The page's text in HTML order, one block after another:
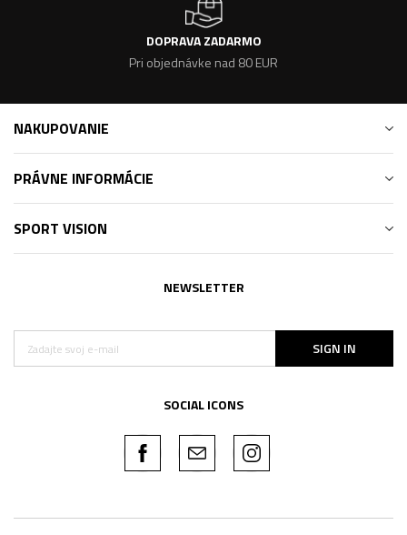
DOPRAVA ZADARMO
Pri objednávke nad 80 EUR
NAKUPOVANIE
PRÁVNE INFORMÁCIE
SPORT VISION
NEWSLETTER
SIGN IN
SOCIAL ICONS